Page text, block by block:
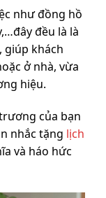
như đồng hồ
đều là là
giúp khách
ở nhà, vừa
hiệu.
của bạn
nhắc tặng lịch
và háo hức